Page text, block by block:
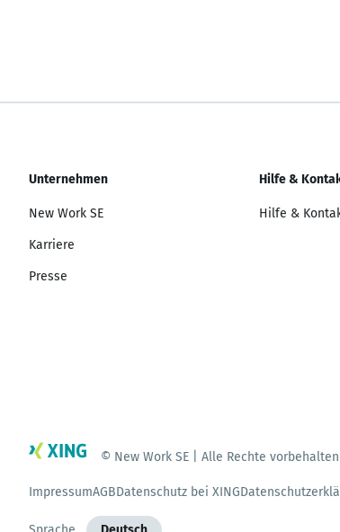
Unternehmen
New Work SE
Karriere
Presse
Hilfe &
Hilfe &
© New Work SE | Alle Rechte vorbehalten
ImpressumAGBDatenschutz bei XING